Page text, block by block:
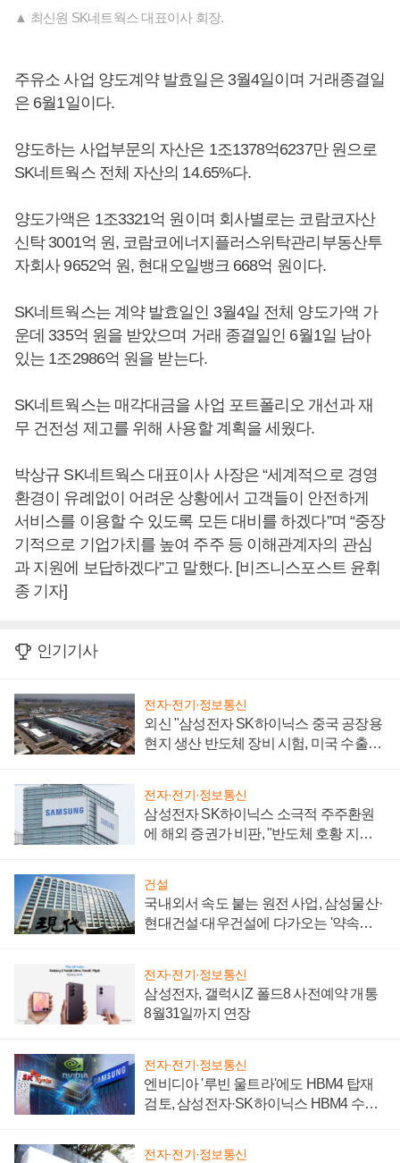
▲ 최신원 SK네트웍스 대표이사 회장.
주유소 사업 양도계약 발효일은 3월4일이며 거래종결일
은 6월1일이다.
양도하는 사업부문의 자산은 1조1378억6237만 원으로
SK네트웍스 전체 자산의 14.65%다.
양도가액은 1조3321억 원이며 회사별로는 코람코자산
신탁 3001억 원, 코람코에너지플러스위탁관리부동산투
자회사 9652억 원, 현대오일뱅크 668억 원이다.
SK네트웍스는 계약 발효일인 3월4일 전체 양도가액 가
운데 335억 원을 받았으며 거래 종결일인 6월1일 남아
있는 1조2986억 원을 받는다.
SK네트웍스는 매각대금을 사업 포트폴리오 개선과 재
무 건전성 제고를 위해 사용할 계획을 세웠다.
박상규 SK네트웍스 대표이사 사장은 “세계적으로 경영
환경이 유례없이 어려운 상황에서 고객들이 안전하게
서비스를 이용할 수 있도록 모든 대비를 하겠다”며 “중장
기적으로 기업가치를 높여 주주 등 이해관계자의 관심
과 지원에 보답하겠다”고 말했다. [비즈니스포스트 윤휘
종 기자]
인기기사
전자·전기·정보통신
외신 "삼성전자 SK하이닉스 중국 공장용
현지 생산 반도체 장비 시험, 미국 수출통
전자·전기·정보통신
삼성전자 SK하이닉스 소극적 주주환원
에 해외 증권가 비판, "반도체 호황 지속
건설
국내외서 속도 붙는 원전 사업, 삼성물산·
현대건설·대우건설에 다가오는 '약속의
전자·전기·정보통신
삼성전자, 갤럭시Z 폴드8 사전예약 개통
8월31일까지 연장
전자·전기·정보통신
엔비디아 '루빈 울트라'에도 HBM4 탑재
검토, 삼성전자·SK하이닉스 HBM4 수율
전자·전기·정보통신